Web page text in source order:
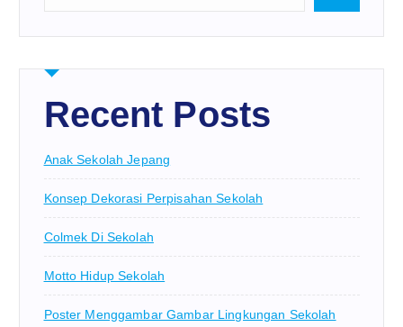
Recent Posts
Anak Sekolah Jepang
Konsep Dekorasi Perpisahan Sekolah
Colmek Di Sekolah
Motto Hidup Sekolah
Poster Menggambar Gambar Lingkungan Sekolah